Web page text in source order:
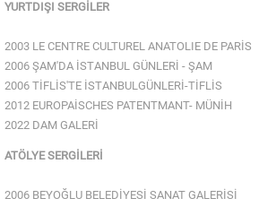
YURTDIŞI SERGİLER
2003 LE CENTRE CULTUREL ANATOLIE DE PARİS
2006 ŞAM'DA İSTANBUL GÜNLERİ - ŞAM
2006 TİFLİS'TE İSTANBULGÜNLERİ-TİFLİS
2012 EUROPAİSCHES PATENTMANT- MÜNİH
2022 DAM GALERİ
ATÖLYE SERGİLERİ
2006 BEYOĞLU BELEDİYESİ SANAT GALERİSİ